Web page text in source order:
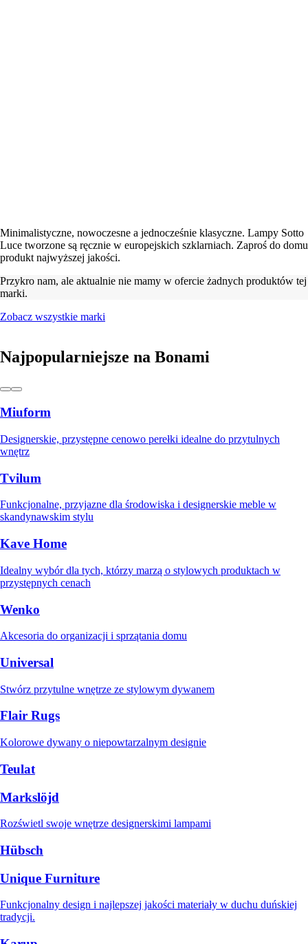
Minimalistyczne, nowoczesne a jednocześnie klasyczne. Lampy Sotto
Luce tworzone są ręcznie w europejskich szklarniach. Zaproś do domu
produkt najwyższej jakości.
Przykro nam, ale aktualnie nie mamy w ofercie żadnych produktów tej
marki.
Zobacz wszystkie marki
Najpopularniejsze na Bonami
Miuform
Designerskie, przystępne cenowo perełki idealne do przytulnych
wnętrz
Tvilum
Funkcjonalne, przyjazne dla środowiska i designerskie meble w
skandynawskim stylu
Kave Home
Idealny wybór dla tych, którzy marzą o stylowych produktach w
przystępnych cenach
Wenko
Akcesoria do organizacji i sprzątania domu
Universal
Stwórz przytulne wnętrze ze stylowym dywanem
Flair Rugs
Kolorowe dywany o niepowtarzalnym designie
Teulat
Markslöjd
Rozświetl swoje wnętrze designerskimi lampami
Hübsch
Unique Furniture
Funkcjonalny design i najlepszej jakości materiały w duchu duńskiej
tradycji.